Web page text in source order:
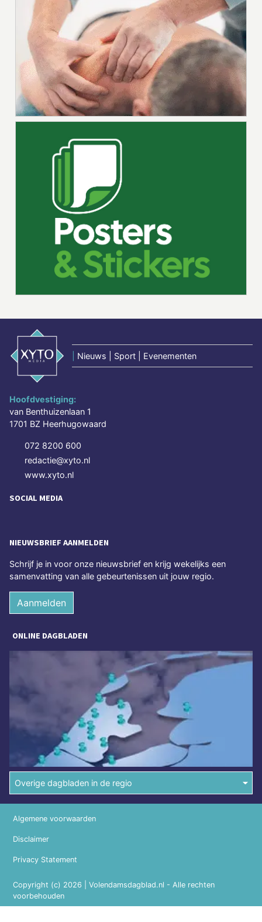
Nieuws | Sport | Evenementen
Hoofdvestiging:
van Benthuizenlaan 1
1701 BZ Heerhugowaard
072 8200 600
redactie@xyto.nl
www.xyto.nl
SOCIAL MEDIA
NIEUWSBRIEF AANMELDEN
Schrijf je in voor onze nieuwsbrief en krijg wekelijks een
samenvatting van alle gebeurtenissen uit jouw regio.
Aanmelden
ONLINE DAGBLADEN
Overige dagbladen in de regio
Copyright (c) 2026 | Volendamsdagblad.nl - Alle rechten
voorbehouden
Algemene voorwaarden
Disclaimer
Privacy Statement